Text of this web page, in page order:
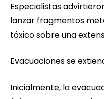
Especialistas
lanzar fragmentos
tóxico sobre una
Evacuaciones se
Inicialmente, la